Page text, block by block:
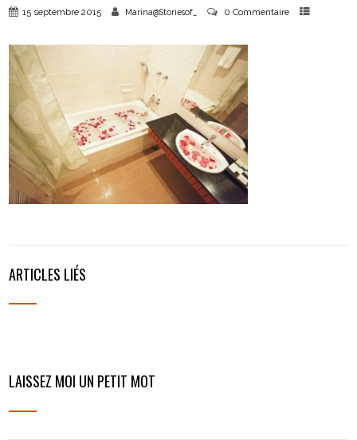
15 septembre 2015 Marina@Storiesof_ 0 Commentaire
ARTICLES LIÉS
LAISSEZ MOI UN PETIT MOT